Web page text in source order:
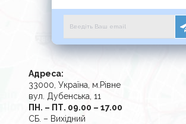
Адреса:
33000, Україна, м.Рівне
вул. Дубенська, 11
ПН. – ПТ. 09.00 – 17.00
СБ. – Вихідний